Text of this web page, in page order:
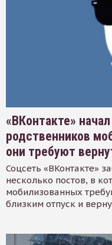
«ВКонтакте»
родственников
они требуют
Соцсеть «ВКонтакте»
несколько постов, в
мобилизованных
близким отпуск и